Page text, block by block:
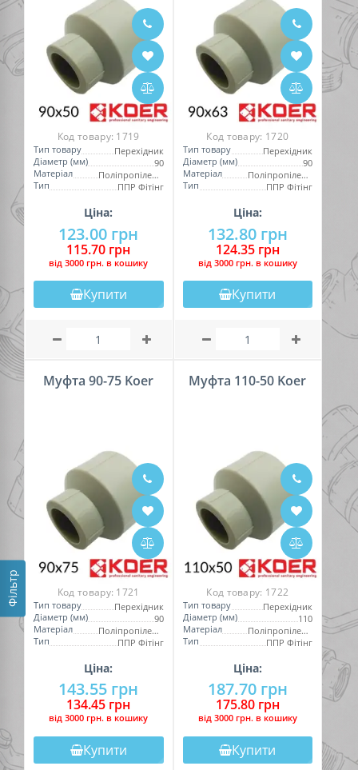
Фільтр
Код товару: 1719
Тип товару
Перехідник
Діаметр (мм)
90
Матеріал
Поліпропілен (PPR)
Тип
ППР Фітінг
Ціна:
123.00 грн
115.70 грн
вiд 3000 грн. в кошику
Купити
Код товару: 1720
Тип товару
Перехідник
Діаметр (мм)
90
Матеріал
Поліпропілен (PPR)
Тип
ППР Фітінг
Ціна:
132.80 грн
124.35 грн
вiд 3000 грн. в кошику
Купити
Муфта 90-75 Koer
Код товару: 1721
Тип товару
Перехідник
Діаметр (мм)
90
Матеріал
Поліпропілен (PPR)
Тип
ППР Фітінг
Ціна:
143.55 грн
134.45 грн
вiд 3000 грн. в кошику
Купити
Муфта 110-50 Koer
Код товару: 1722
Тип товару
Перехідник
Діаметр (мм)
110
Матеріал
Поліпропілен (PPR)
Тип
ППР Фітінг
Ціна:
187.70 грн
175.80 грн
вiд 3000 грн. в кошику
Купити